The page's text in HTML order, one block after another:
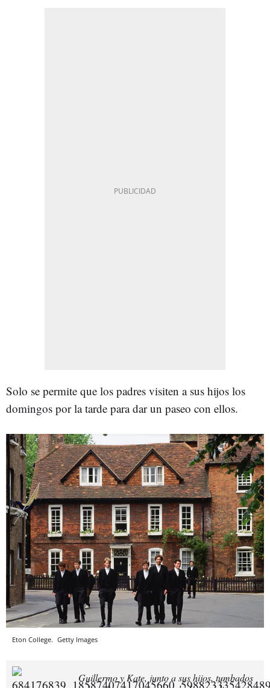
Solo se permite que los padres visiten a sus hijos los
domingos por la tarde para dar un paseo con ellos.
Eton College. Getty Images
Guillermo y Kate, junto a sus hijos, tumbados